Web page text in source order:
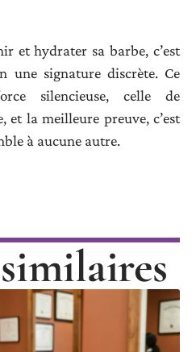
et hydrater sa barbe, c’est
une signature discrète. Ce
silencieuse, celle de
et la meilleure preuve, c’est
à aucune autre.